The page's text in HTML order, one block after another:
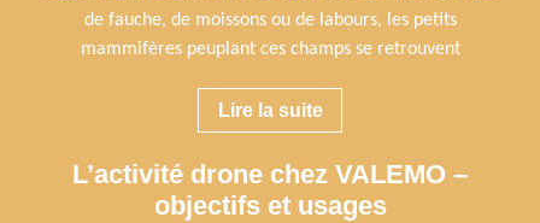
de fauche, de moissons ou de labours, les petits
mammifères peuplant ces champs se retrouvent
Lire la suite
L’activité drone chez VALEMO –
objectifs et usages